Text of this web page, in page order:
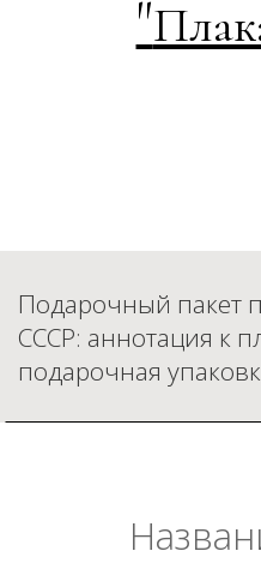
"
Подарочный пакет
СССР: аннотация к
подарочная